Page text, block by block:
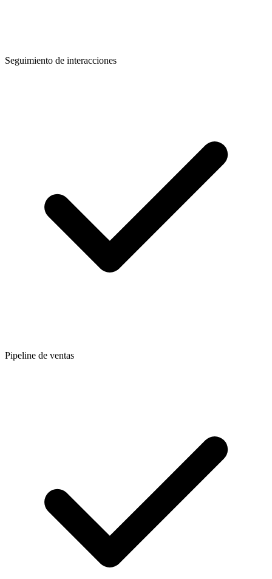
Seguimiento de interacciones
Pipeline de ventas